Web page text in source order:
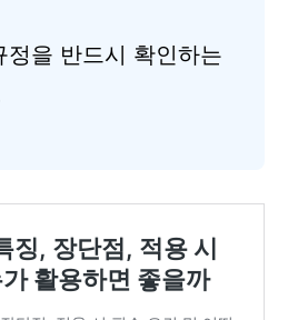
정을 반드시 확인하는